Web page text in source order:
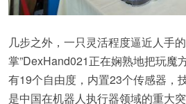
几步之外，一只灵活程度逼近人手
掌”DexHand021正在娴熟地把玩魔
有19个自由度，内置23个传感器，
是中国在机器人执行器领域的重大突